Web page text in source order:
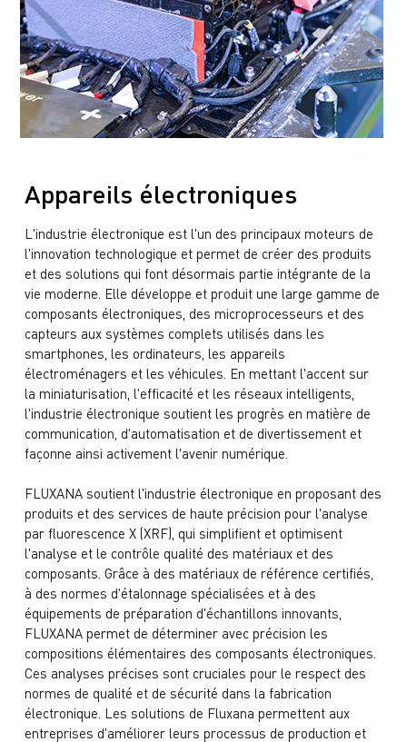
Appareils électroniques
L'industrie électronique est l'un des principaux moteurs de
l'innovation technologique et permet de créer des produits
et des solutions qui font désormais partie intégrante de la
vie moderne. Elle développe et produit une large gamme de
composants électroniques, des microprocesseurs et des
capteurs aux systèmes complets utilisés dans les
smartphones, les ordinateurs, les appareils
électroménagers et les véhicules. En mettant l'accent sur
la miniaturisation, l'efficacité et les réseaux intelligents,
l'industrie électronique soutient les progrès en matière de
communication, d'automatisation et de divertissement et
façonne ainsi activement l'avenir numérique.
FLUXANA soutient l'industrie électronique en proposant des
produits et des services de haute précision pour l'analyse
par fluorescence X (XRF), qui simpliﬁent et optimisent
l'analyse et le contrôle qualité des matériaux et des
composants. Grâce à des matériaux de référence certifiés,
à des normes d'étalonnage spécialisées et à des
équipements de préparation d'échantillons innovants,
FLUXANA permet de déterminer avec précision les
compositions élémentaires des composants électroniques.
Ces analyses précises sont cruciales pour le respect des
normes de qualité et de sécurité dans la fabrication
électronique. Les solutions de Fluxana permettent aux
entreprises d'améliorer leurs processus de production et